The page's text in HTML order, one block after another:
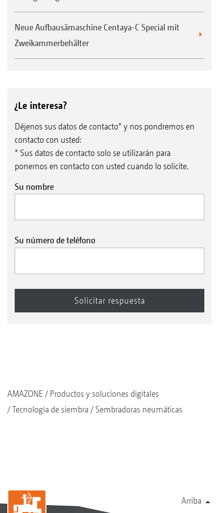
Neue Aufbausämaschine Centaya-C Special mit
Zweikammerbehälter
¿Le interesa?
Déjenos sus datos de contacto* y nos pondremos en
contacto con usted:
* Sus datos de contacto solo se utilizarán para
ponernos en contacto con usted cuando lo solicite.
Su nombre
Su número de teléfono
AMAZONE
Productos y soluciones digitales
Tecnología de siembra
Sembradoras neumáticas
Arriba